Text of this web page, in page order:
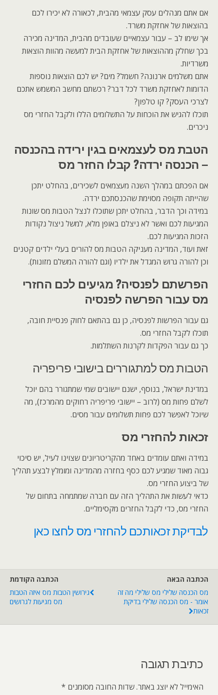
אם אתם מנהלים עסק עצמאי מהבית, לכאורה לא יכירו לכם
בהוצאות של אחזקת משרד.
אך שימו לב – עבור עצמאיים שעובדים מהבית, המדינה מכירה
בכך שחלק מההוצאות של אחזקת הבית למעשה מהוות הוצאות
משרדיות.
אתם משלמים ארנונה? חשמל? מים? יש לכם הוצאות נוספות
הדומות לאחזקת משרד לכל דבר? רכשתם מחשב המשמש אתכם
לצרכי העסק? קו טלפון?
תוכלו להגיש את הוכחות על התשלומים הללו ולקבל החזרי מס
ניכרים.
הטבת מס לעצמאים בגין ירידה בהכנסה
– הכנסה ירדה? קבלו החזר מס
אם הפכתם במהלך השנה מעצמאים לשכירים, בהחלט יתכן
שהייתה תקופה מסוימת שהכנסתכם ירדה.
במידה וכך הדבר, בהחלט יתכן שתוכלו לנצל הטבות מס שונות
המגיעות לכם ואשר לא ניצלם באופן מלא, למשל ניצול נקודות
הזכות המגיעות לכם.
זאת ועוד, המדינה מעניקה הטבות מס להורים בעלי ילדים קטנים
וכן להורה גרוש המגדל את ילדיו (וגם להורה המשלם מזונות).
הפרשתם לפנסיה? מגיעים לכם החזרי
מס עבור הפרשה לפנסיה
גם עבור הפרשות לפנסיה, כן גם בהתאם לחוק פנסיית חובה,
תוכלו לקבל החזרי מס.
כך גם עבור הפקדות לקרנות השתלמות.
הטבות מס למתגוררים בישובי פריפריה
במדינת ישראל, בנוסף, ישנם יישובים שמי שמתגורר בהם יוכל
לשלם פחות מס (לרוב – יישובי פריפריה רחוקים מהמרכז), מה
שיוכל לאפשר לכם פחות תשלומים עבור מסים.
זכאות להחזרי מס
במידה ואתם עומדים באחד מהקריטריונים שצוינו לעיל, יש סיכוי
גבוה מאוד שמגיע לכם כסף בחזרה מהמדינה ומומלץ לבצע תהליך
של ביצוע החזרי מס.
כדאי לעשות את התהליך הזה עם חברה שמתמחה בתחום של
החזרי מס, כדי לקבל החזרים מקסימליים.
לבדיקת זכאותכם להחזרי מס לחצו כאן
הכתבה הקודמת
גירושין הטבות מס איזה הטבות
מס מגיעות לגרושים
הכתבה הבאה
מס הכנסה שלילי מס שלילי מה זה
אומר - מס הכנסה שלילי בדיקת
זכאות
כתיבת תגובה
האימייל לא יוצג באתר.שדות החובה מסומנים *